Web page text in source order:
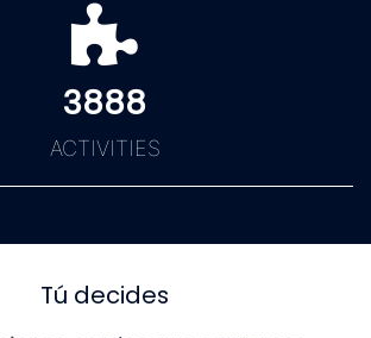
3888
ACTIVITIES
Tú decides